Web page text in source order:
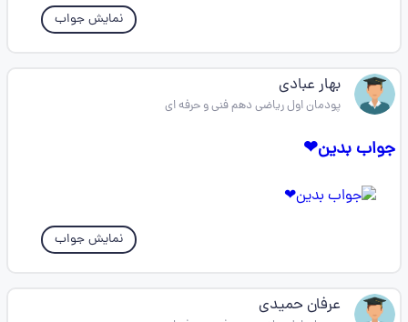
نمایش جواب
بهار عبادی
پودمان اول ریاضی دهم فنی و حرفه ای
جواب بدین❤
نمایش جواب
عرفان حمیدی